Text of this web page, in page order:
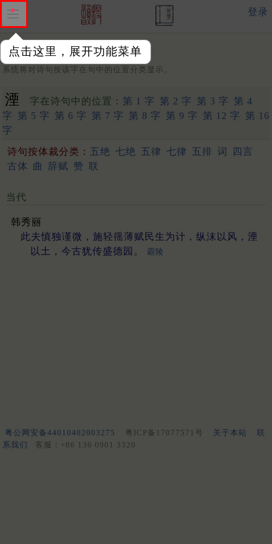
点击这里，展开功能菜单
登录
字：
系统将对诗句按该字在句中的位置分类显示。
湮 字在诗句中的位置： 第 1 字 第 2 字 第 3 字
第 4
字
第 5 字 第 6 字 第 7 字 第 8 字 第 9 字 第 12 字
第 16
字
诗句按体裁分类： 五绝 七绝 五律 七律 五排 词
四言
古体
曲 辞赋 赞 联
当代
韩秀丽
此夫慎独谨微，施轻徭薄赋民生为计，纵沫以风，湮
以土，今古犹传盛德园。
霸陵
粤公网安备44010402003275 粤ICP备17077571号 关于本站
联
系我们
客服：+86 136 0901 3320